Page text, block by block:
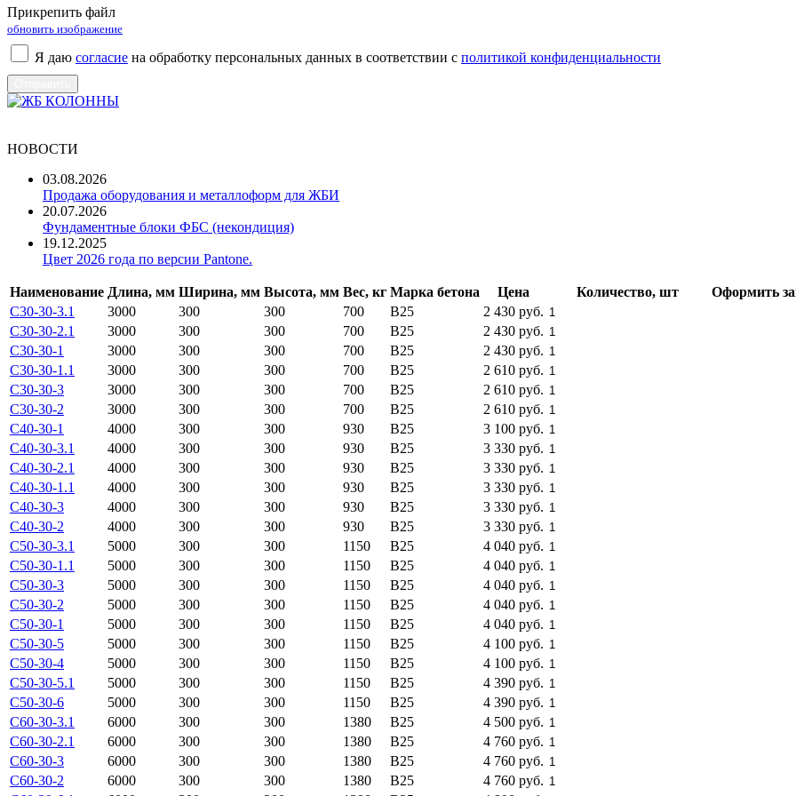
Прикрепить файл
обновить изображение
Я даю согласие на обработку персональных данных в соответствии с политикой конфиденциальности
НОВОСТИ
03.08.2026
Продажа оборудования и металлоформ для ЖБИ
20.07.2026
Фундаментные блоки ФБС (некондиция)
19.12.2025
Цвет 2026 года по версии Pantone.
Наименование Длина, мм Ширина, мм Высота, мм Вес, кг Марка бетона Цена Количество, шт
Оформить
С30-30-3.1
3000 300 300 700 В25 2 430 руб.
С30-30-2.1
3000 300 300 700 В25 2 430 руб.
С30-30-1
3000 300 300 700 В25 2 430 руб.
С30-30-1.1
3000 300 300 700 В25 2 610 руб.
С30-30-3
3000 300 300 700 В25 2 610 руб.
С30-30-2
3000 300 300 700 В25 2 610 руб.
С40-30-1
4000 300 300 930 В25 3 100 руб.
С40-30-3.1
4000 300 300 930 В25 3 330 руб.
С40-30-2.1
4000 300 300 930 В25 3 330 руб.
С40-30-1.1
4000 300 300 930 В25 3 330 руб.
С40-30-3
4000 300 300 930 В25 3 330 руб.
С40-30-2
4000 300 300 930 B25 3 330 руб.
С50-30-3.1
5000 300 300 1150 В25 4 040 руб.
С50-30-1.1
5000 300 300 1150 В25 4 040 руб.
С50-30-3
5000 300 300 1150 В25 4 040 руб.
С50-30-2
5000 300 300 1150 В25 4 040 руб.
С50-30-1
5000 300 300 1150 В25 4 040 руб.
С50-30-5
5000 300 300 1150 В25 4 100 руб.
С50-30-4
5000 300 300 1150 В25 4 100 руб.
С50-30-5.1
5000 300 300 1150 В25 4 390 руб.
С50-30-6
5000 300 300 1150 В25 4 390 руб.
С60-30-3.1
6000 300 300 1380 В25 4 500 руб.
С60-30-2.1
6000 300 300 1380 В25 4 760 руб.
С60-30-3
6000 300 300 1380 В25 4 760 руб.
С60-30-2
6000 300 300 1380 В25 4 760 руб.